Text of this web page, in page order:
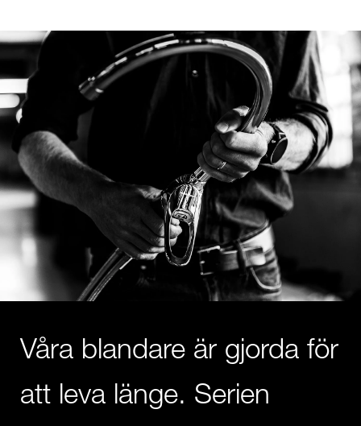
Våra blandare är gjorda för
att leva länge. Serien